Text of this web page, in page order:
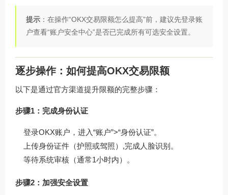
提示 ：在操作“OKX交易限额怎么提高”前，建议先登录账
户查看“账户安全中心”是否已完成所有可选安全设置。
逐步操作：如何提高OKX交易限额
以下是通过官方渠道提升限额的完整步骤：
步骤1：完成身份认证
登录OKX账户，进入“账户”>“身份认证”。
上传身份证件（护照或驾照）,完成人脸识别。
等待系统审核（通常1小时内）。
步骤2：加强安全设置